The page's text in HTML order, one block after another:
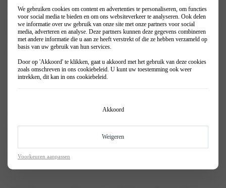
We gebruiken cookies om content en advertenties te personaliseren, om functies
voor social media te bieden en om ons websiteverkeer te analyseren. Ook delen
we informatie over uw gebruik van onze site met onze partners voor social
media, adverteren en analyse. Deze partners kunnen deze gegevens combineren
met andere informatie die u aan ze heeft verstrekt of die ze hebben verzameld op
basis van uw gebruik van hun services.
Door op 'Akkoord' te klikken, gaat u akkoord met het gebruik van deze cookies
zoals omschreven in ons cookiebeleid. U kunt uw toestemming ook weer
intrekken, dit kan in ons cookiebeleid.
Akkoord
Weigeren
Voorkeuren aanpassen
Voor slechts €29,95 wordt jouw Kia grondig gecontroleerd op maar
liefst 29 essentiële punten door onze gekwalificeerde en gecertificeerde
Kia monteurs. Tijdens de Kia Seizoenscheck worden onder andere de
volgende belangrijke zaken nagekeken:
Koelsysteem.
Gordel en gordelspanning.
Niveau koelvloeistof, motorolie en remvloeistof.
topconditie verkeert. Maak daarom snel de Kia seizoenscheck.
Veiligheid staat bij ons altijd voorop. Plan eenvoudig je afspraak via
onze werkplaatsplanner of kom langs bij één van onze Kia-vestigingen.